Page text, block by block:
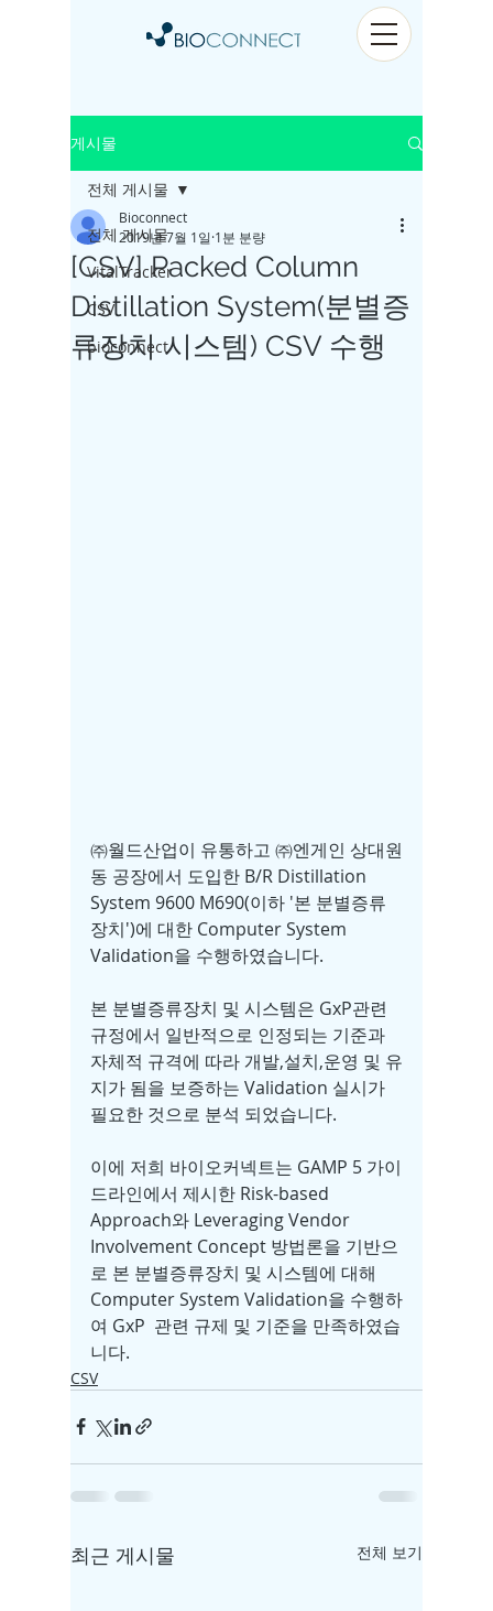
게시물
전체 게시물
VitalTracker
CSV
bioconnect
전체 게시물
[CSV] Packed Column
Distillation System(분별증
류장치 시스템) CSV 수행
Bioconnect
2019년 7월 1일 1분 분량
㈜월드산업이 유통하고 ㈜엔게인 상대원
동 공장에서 도입한 B/R Distillation
System 9600 M690(이하 '본 분별증류
장치')에 대한 Computer System
Validation을 수행하였습니다.
본 분별증류장치 및 시스템은 GxP관련
규정에서 일반적으로 인정되는 기준과
자체적 규격에 따라 개발,설치,운영 및 유
지가 됨을 보증하는 Validation 실시가
필요한 것으로 분석 되었습니다.
이에 저희 바이오커넥트는 GAMP 5 가이
드라인에서 제시한 Risk-based
Approach와 Leveraging Vendor
Involvement Concept 방법론을 기반으
로 본 분별증류장치 및 시스템에 대해
Computer System Validation을 수행하
여 GxP  관련 규제 및 기준을 만족하였습
니다.
CSV
최근 게시물 전체 보기